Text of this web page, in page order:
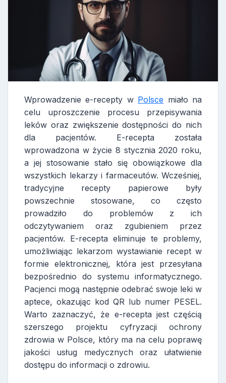
Wprowadzenie e-recepty w Polsce miało na
celu uproszczenie procesu przepisywania
leków oraz zwiększenie dostępności do nich
dla pacjentów. E-recepta została
wprowadzona w życie 8 stycznia 2020 roku,
a jej stosowanie stało się obowiązkowe dla
wszystkich lekarzy i farmaceutów. Wcześniej,
tradycyjne recepty papierowe były
powszechnie stosowane, co często
prowadziło do problemów z ich
odczytywaniem oraz zgubieniem przez
pacjentów. E-recepta eliminuje te problemy,
umożliwiając lekarzom wystawianie recept w
formie elektronicznej, która jest przesyłana
bezpośrednio do systemu informatycznego.
Pacjenci mogą następnie odebrać swoje leki w
aptece, okazując kod QR lub numer PESEL.
Warto zaznaczyć, że e-recepta jest częścią
szerszego projektu cyfryzacji ochrony
zdrowia w Polsce, który ma na celu poprawę
jakości usług medycznych oraz ułatwienie
dostępu do informacji o zdrowiu.